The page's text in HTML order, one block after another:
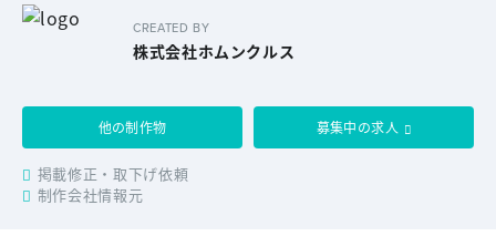
CREATED BY
株式会社ホムンクルス
他の制作物 募集中の求人
掲載修正・取下げ依頼
制作会社情報元